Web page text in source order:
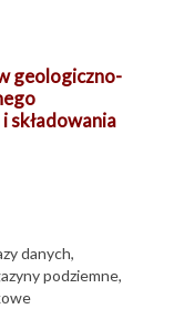
geologiczno-
składowania
danych,
podziemne,